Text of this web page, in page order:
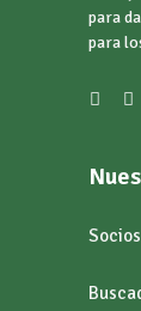
para
para